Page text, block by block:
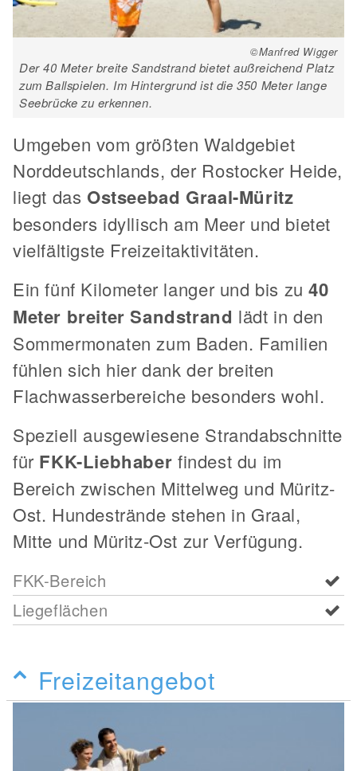
©Manfred Wigger
Der 40 Meter breite Sandstrand bietet außreichend Platz
zum Ballspielen. Im Hintergrund ist die 350 Meter lange
Seebrücke zu erkennen.
Umgeben vom größten Waldgebiet
Norddeutschlands, der Rostocker Heide,
liegt das Ostseebad Graal-Müritz
besonders idyllisch am Meer und bietet
vielfältigste Freizeitaktivitäten.
Ein fünf Kilometer langer und bis zu40
Meter breiter Sandstrand lädt in den
Sommermonaten zum Baden. Familien
fühlen sich hier dank der breiten
Flachwasserbereiche besonders wohl.
Speziell ausgewiesene Strandabschnitte
für FKK-Liebhaber findest du im
Bereich zwischen Mittelweg und Müritz-
Ost. Hundestrände stehen in Graal,
Mitte und Müritz-Ost zur Verfügung.
FKK-Bereich
Liegeflächen
Freizeitangebot